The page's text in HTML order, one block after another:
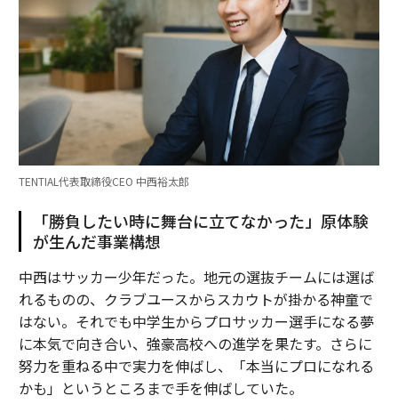
TENTIAL代表取締役CEO 中西裕太郎
「勝負したい時に舞台に立てなかった」原体験
が生んだ事業構想
中西はサッカー少年だった。地元の選抜チームには選ば
れるものの、クラブユースからスカウトが掛かる神童で
はない。それでも中学生からプロサッカー選手になる夢
に本気で向き合い、強豪高校への進学を果たす。さらに
努力を重ねる中で実力を伸ばし、「本当にプロになれる
かも」というところまで手を伸ばしていた。